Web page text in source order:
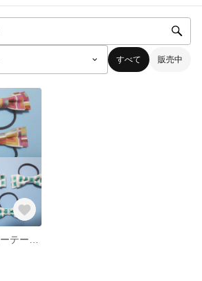
すべて 販売中